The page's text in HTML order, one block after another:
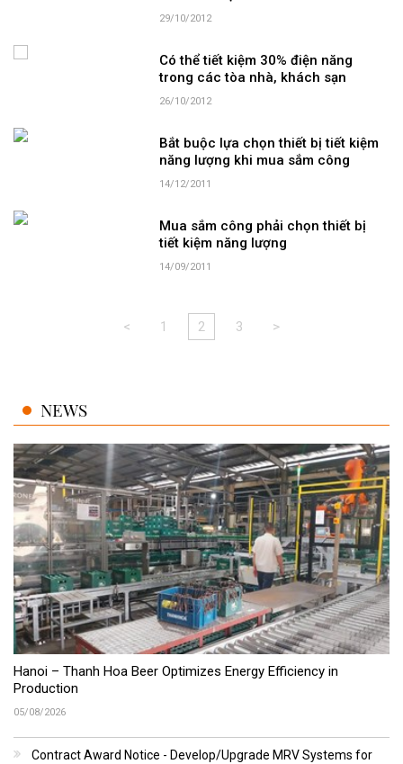
29/10/2012
Có thể tiết kiệm 30% điện năng
trong các tòa nhà, khách sạn
26/10/2012
Bắt buộc lựa chọn thiết bị tiết kiệm
năng lượng khi mua sắm công
14/12/2011
Mua sắm công phải chọn thiết bị
tiết kiệm năng lượng
14/09/2011
< 1 2 3 >
NEWS
Hanoi – Thanh Hoa Beer Optimizes Energy Efficiency in
Production
05/08/2026
Contract Award Notice - Develop/Upgrade MRV Systems for